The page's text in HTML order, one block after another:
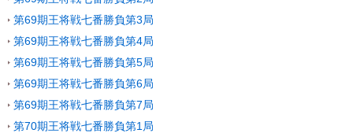
第69期王将戦七番勝負第3局
第69期王将戦七番勝負第4局
第69期王将戦七番勝負第5局
第69期王将戦七番勝負第6局
第69期王将戦七番勝負第7局
第70期王将戦七番勝負第1局